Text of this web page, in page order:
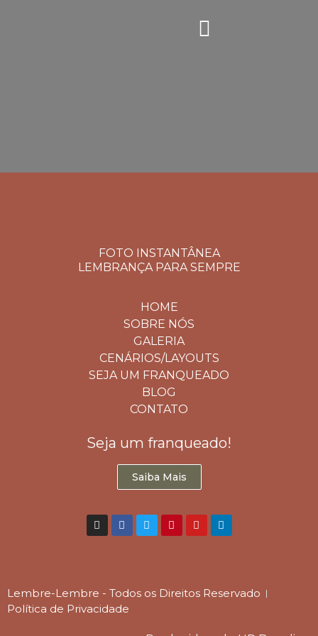
FOTO INSTANTÂNEA
LEMBRANÇA PARA SEMPRE
HOME
SOBRE NÓS
GALERIA
CENÁRIOS/LAYOUTS
SEJA UM FRANQUEADO
BLOG
CONTATO
Seja um franqueado!
Saiba Mais
Lembre-Lembre - Todos os Direitos Reservado
Política de Privacidade